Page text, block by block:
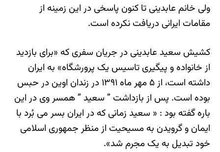
ولی خانم عابدینی تا کنون پاسخی در این زمینه از
مقامات ایرانی دریافت نکرده است.
کشیش سعید عابدینی در جریان سفری که «برای بازدید
از خانواده و پیگیری تاسیس یک پرورشگاه» به ایران
داشته است، از ۵ مهر ماه ۱۳۹۱ در زندان اوین در حبس
بوده است. پس از بازداشت ” سعید ” همسر وی در این
باره گفته بود : « سعید زمانی که در ایران بسر می بُرد با
ایمان و گرویدن به مسیحیت از منظر جمهوری اسلامی
خود تبدیل به یک مجرم شد».